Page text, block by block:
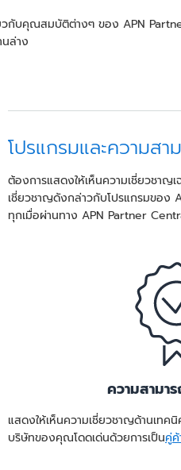
วกับคุณสมบัติต่างๆ ของ APN
นล่าง
โปรแกรมและความสา
ต้องการแสดงให้เห็นความเชี่ยวชาญ
เชี่ยวชาญดังกล่าวกับโปรแกรมของ
ทุกเมื่อผ่านทาง APN Partner
ความสามา
แสดงให้เห็นความเชี่ยวชาญด้านเทค
บริษัทของคุณโดดเด่นด้วยการเป็นคู่ค้